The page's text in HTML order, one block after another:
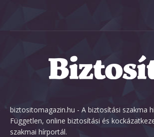
biztositomagazin.hu - A biztosítási szakma
Független, online biztosítási és
szakmai hírportál.